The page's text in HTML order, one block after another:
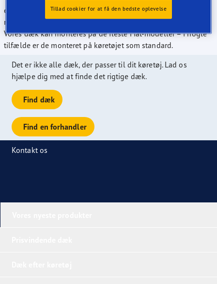
er førende på markedet, hvad angår antallet af dækstørrelser
med "A"-klassificeringen i de europæiske dækmærkninger.
Vores dæk kan monteres på de fleste Fiat-modeller – i nogle
tilfælde er de monteret på køretøjet som standard.
Det er ikke alle dæk, der passer til dit køretøj. Lad os
hjælpe dig med at finde det rigtige dæk.
Find dæk
Find en forhandler
Kontakt os
Tillad cookier for at få den bedste oplevelse